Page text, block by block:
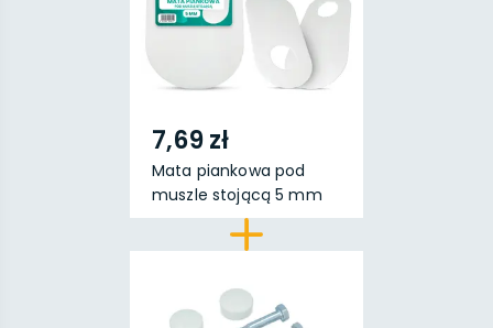
7,69 zł
Mata piankowa pod
muszle stojącą 5 mm